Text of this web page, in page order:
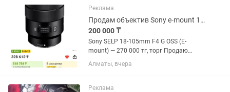
большой диапазон фокусных
расстояний: от...
Реклама
Продам объектив Sony e-mount 18-105
200 000 ₸
Sony SELP 18-105mm F4 G OSS (E-
mount) — 270 000 тг, торг Продаю
универсальный объектив Sony 18–105
F4 G OSS. Отлично подходит для фото и
светосила F4 на всем диапазоне,...
Алматы, вчера
Реклама